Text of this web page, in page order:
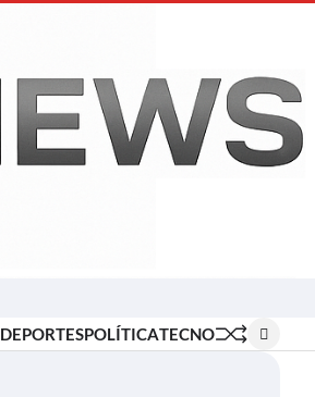
DEPORTESPOLÍTICATECNO